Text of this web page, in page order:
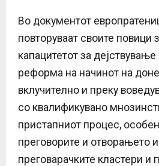
Во документот
повторуваат своите повици
капацитетот за
реформа на начинот на
вклучително и преку
со квалификувано
пристапниот процес,
преговорите и отворањето
преговарачките кластери и